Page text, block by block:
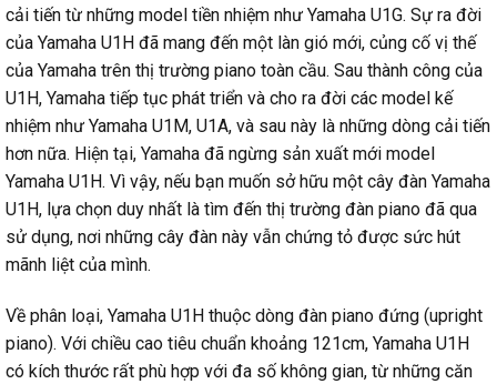
cải tiến từ những model tiền nhiệm như Yamaha U1G. Sự ra đời
của Yamaha U1H đã mang đến một làn gió mới, củng cố vị thế
của Yamaha trên thị trường piano toàn cầu. Sau thành công của
U1H, Yamaha tiếp tục phát triển và cho ra đời các model kế
nhiệm như Yamaha U1M, U1A, và sau này là những dòng cải tiến
hơn nữa. Hiện tại, Yamaha đã ngừng sản xuất mới model
Yamaha U1H. Vì vậy, nếu bạn muốn sở hữu một cây đàn Yamaha
U1H, lựa chọn duy nhất là tìm đến thị trường đàn piano đã qua
sử dụng, nơi những cây đàn này vẫn chứng tỏ được sức hút
mãnh liệt của mình.
Về phân loại, Yamaha U1H thuộc dòng đàn piano đứng (upright
piano). Với chiều cao tiêu chuẩn khoảng 121cm, Yamaha U1H
có kích thước rất phù hợp với đa số không gian, từ những căn